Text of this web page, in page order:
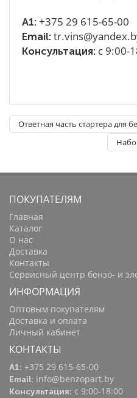
A1: +375 29 615-65-00
Email:
Консультация: с 9:00-
Ответная часть стартера для
ПОКУПАТЕЛЯМ
Главная
Каталог
О нас
Доставка
Контакты
Сервисный центр бензо- и
ИНФОРМАЦИЯ
Оптовым покупателям
Доставка и оплата
Личный кабинет
КОНТАКТЫ
A1: +375 29 615-65-00
Email: info@benzopart.by
Консультация: с 9:00-18:00